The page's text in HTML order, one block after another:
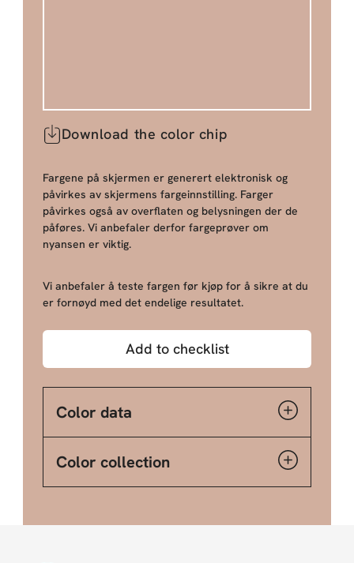
Download the color chip
Fargene på skjermen er generert elektronisk og
påvirkes av skjermens fargeinnstilling. Farger
påvirkes også av overflaten og belysningen der de
påføres. Vi anbefaler derfor fargeprøver om
nyansen er viktig.
Vi anbefaler å teste fargen før kjøp for å sikre at du
er fornøyd med det endelige resultatet.
Add to checklist
Color data
Color collection